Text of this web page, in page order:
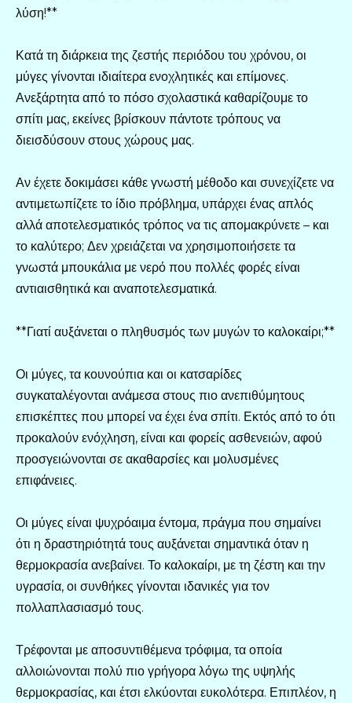
λύση!**
Κατά τη διάρκεια της ζεστής περιόδου του χρόνου, οι
μύγες γίνονται ιδιαίτερα ενοχλητικές και επίμονες.
Ανεξάρτητα από το πόσο σχολαστικά καθαρίζουμε το
σπίτι μας, εκείνες βρίσκουν πάντοτε τρόπους να
διεισδύσουν στους χώρους μας.
Αν έχετε δοκιμάσει κάθε γνωστή μέθοδο και συνεχίζετε να
αντιμετωπίζετε το ίδιο πρόβλημα, υπάρχει ένας απλός
αλλά αποτελεσματικός τρόπος να τις απομακρύνετε – και
το καλύτερο; Δεν χρειάζεται να χρησιμοποιήσετε τα
γνωστά μπουκάλια με νερό που πολλές φορές είναι
αντιαισθητικά και αναποτελεσματικά.
**Γιατί αυξάνεται ο πληθυσμός των μυγών το καλοκαίρι;**
Οι μύγες, τα κουνούπια και οι κατσαρίδες
συγκαταλέγονται ανάμεσα στους πιο ανεπιθύμητους
επισκέπτες που μπορεί να έχει ένα σπίτι. Εκτός από το ότι
προκαλούν ενόχληση, είναι και φορείς ασθενειών, αφού
προσγειώνονται σε ακαθαρσίες και μολυσμένες
επιφάνειες.
Οι μύγες είναι ψυχρόαιμα έντομα, πράγμα που σημαίνει
ότι η δραστηριότητά τους αυξάνεται σημαντικά όταν η
θερμοκρασία ανεβαίνει. Το καλοκαίρι, με τη ζέστη και την
υγρασία, οι συνθήκες γίνονται ιδανικές για τον
πολλαπλασιασμό τους.
Τρέφονται με αποσυντιθέμενα τρόφιμα, τα οποία
αλλοιώνονται πολύ πιο γρήγορα λόγω της υψηλής
θερμοκρασίας, και έτσι ελκύονται ευκολότερα. Επιπλέον, η